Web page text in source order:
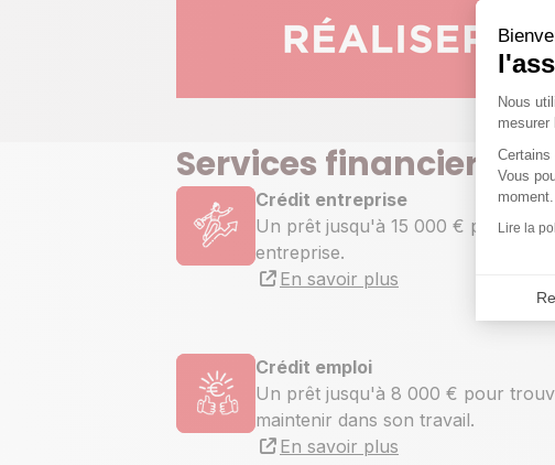
Nous
mesurer
Vous
moment.
Lire la
Services financiers,
Crédit entreprise
Un prêt jusqu'à 15 000 € pour
entreprise.
En savoir plus
Crédit emploi
Un prêt jusqu'à 8 000 € pour
maintenir dans son travail.
En savoir plus